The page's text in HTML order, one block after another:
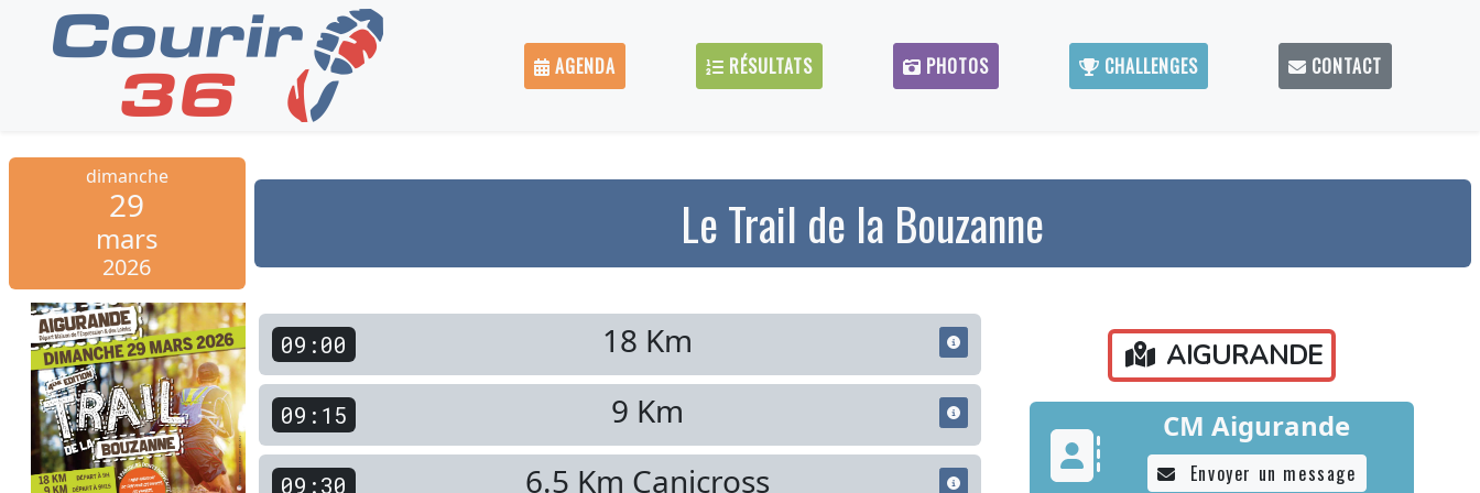
AGENDA RÉSULTATS PHOTOS CHALLENGES CONTACT
dimanche
29
mars
2026
Le Trail de la Bouzanne
18 Km
09:00
9 Km
09:15
6.5 Km Canicross
09:30
AIGURANDE
CM Aigurande
Envoyer un message